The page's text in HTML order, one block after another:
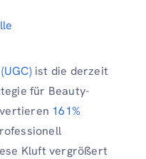
ist die derzeit
für Beauty-
161%
Kluft vergrößert